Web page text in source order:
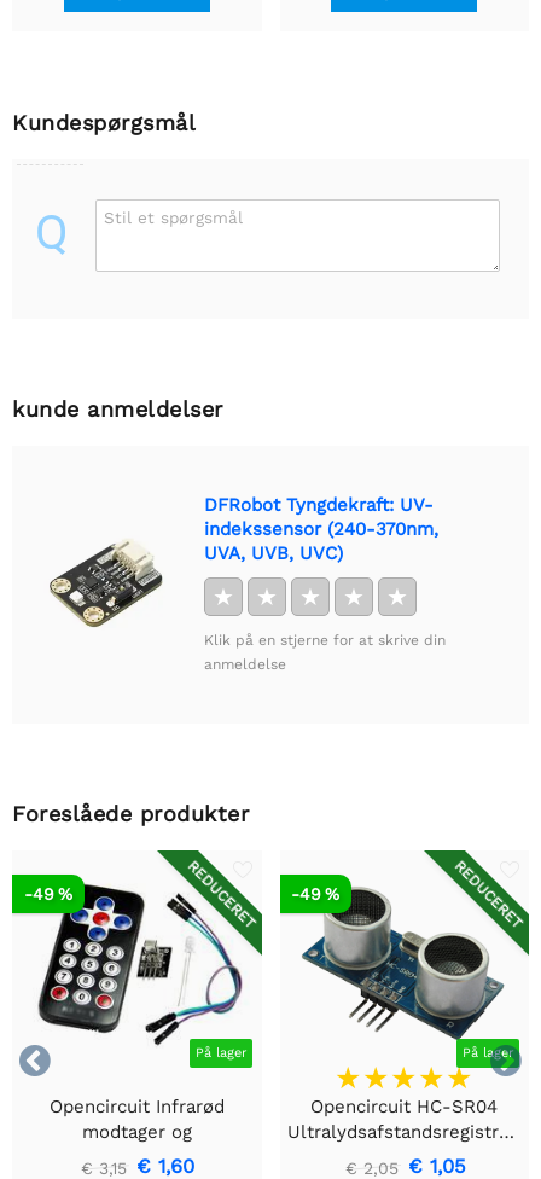
Kundespørgsmål
Q Stil et spørgsmål
kunde anmeldelser
DFRobot Tyngdekraft: UV-
indekssensor (240-370nm,
UVA, UVB, UVC)
★ ★ ★ ★ ★
Klik på en stjerne for at skrive din
anmeldelse
Foreslåede produkter


REDUCERET
På lager
-49 %
Opencircuit Infrarød
modtager og
fjernbetjeningssæt
€ 3,15 € 1,60
REDUCERET
På lager
-49 %
Opencircuit HC-SR04
Ultralydsafstandsregistreringsmodul
€ 2,05 € 1,05